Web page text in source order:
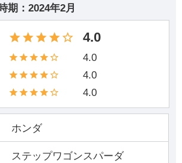
期： 2024年2月
4.0
4.0
4.0
4.0
ホンダ
ステップワゴンスパーダ